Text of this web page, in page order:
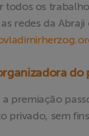
todos os
redes da
do
a premiação
privado, sem